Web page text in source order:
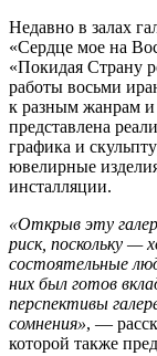
Недавно в залах
«Сердце мое на
«Покидая Страну
работы восьми
к разным жанрам
представлена
графика и
ювелирные
инсталляции.
«Открыв эту
риск, поскольку —
состоятельные
них был готов
перспективы
сомнения», —
которой также